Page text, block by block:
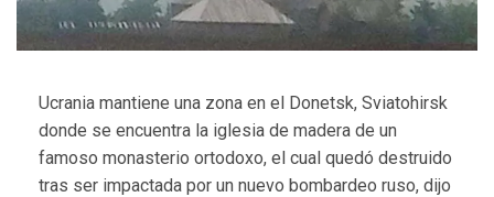
Ucrania mantiene una zona en el Donetsk, Sviatohirsk
donde se encuentra la iglesia de madera de un
famoso monasterio ortodoxo, el cual quedó destruido
tras ser impactada por un nuevo bombardeo ruso, dijo